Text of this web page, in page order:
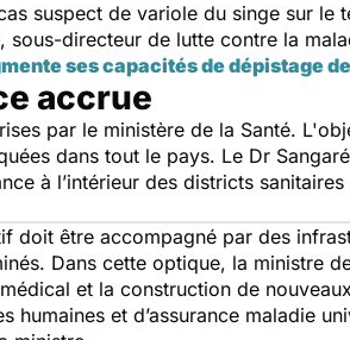
suspect de variole du singe sur
sous-directeur de lutte contre la
ses capacités de dépistage
accrue
par le ministère de la Santé.
dans tout le pays. Le Dr Sangaré
à l’intérieur des districts
doit être accompagné par des
Dans cette optique, la ministre
et la construction de
humaines et d’assurance maladie